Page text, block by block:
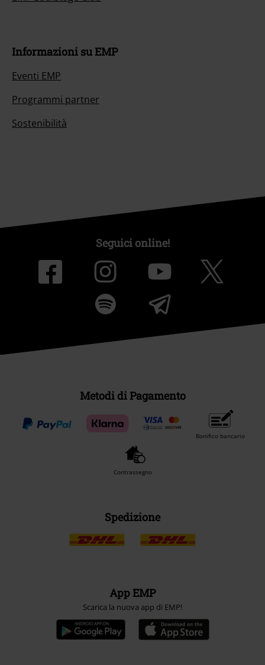
Informazioni su EMP
Eventi EMP
Programmi partner
Sostenibilità
Seguici online!
Metodi di Pagamento
Bonifico bancario
Contrassegno
Spedizione
App EMP
Scarica la nuova app di EMP!